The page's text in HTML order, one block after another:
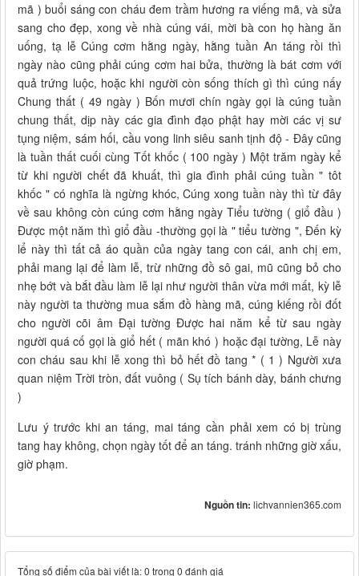
mã ) buổi sáng con cháu đem trầm hương ra viếng mã, và sửa
sang cho đẹp, xong về nhà cúng vái, mời bà con họ hàng ăn
uống, tạ lễ Cúng cơm hằng ngày, hằng tuần An táng rồi thì
ngày nào cũng phải cúng cơm hai bửa, thường là bát cơm với
quả trứng luộc, hoặc khi người còn sống thích gì thì cúng nấy
Chung thất ( 49 ngày ) Bốn mươi chín ngày gọi là cúng tuần
chung thất, dịp này các gia đình đạo phật hay mời các vị sư
tụng niệm, sám hối, cầu vong linh siêu sanh tịnh độ - Đây cũng
là tuần thất cuối cùng Tốt khốc ( 100 ngày ) Một trăm ngày kể
từ khi người chết đã khuất, thì gia đình phải cúng tuần " tôt
khốc " có nghĩa là ngừng khóc, Cúng xong tuần này thì từ đây
về sau không còn cúng cơm hằng ngày Tiểu tường ( giổ đầu )
Được một năm thì giổ đầu -thường gọi là " tiểu tường ", Đến kỳ
lể này thì tất cả áo quần của ngày tang con cái, anh chị em,
phải mang lại để làm lễ, trừ những đồ sô gai, mũ cũng bỏ cho
nhẹ bớt và bắt đầu làm lễ lại như người thân vừa mới mất, kỳ lễ
này người ta thường mua sắm đồ hàng mã, cúng kiếng rồi đốt
cho người cõi âm Đại tường Được hai năm kể từ sau ngày
người quá cố gọi là giổ hết ( mãn khó ) hoặc đại tường, Lễ này
con cháu sau khi lễ xong thì bỏ hết đồ tang * ( 1 ) Người xưa
quan niệm Trời tròn, đất vuông ( Sụ tích bánh dày, bánh chưng
)
Lưu ý trước khi an táng, mai táng cần phải xem có bị trùng
tang hay không, chọn ngày tốt để an táng. tránh những giờ xấu,
giờ phạm.
Nguồn tin: lichvannien365.com
Tổng số điểm của bài viết là: 0 trong 0 đánh giá